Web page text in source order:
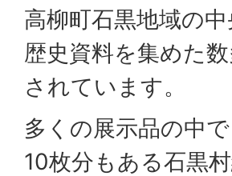
高柳町石黒地域の
歴史資料を集めた
されています。
多くの展示品の中
10枚分もある石黒